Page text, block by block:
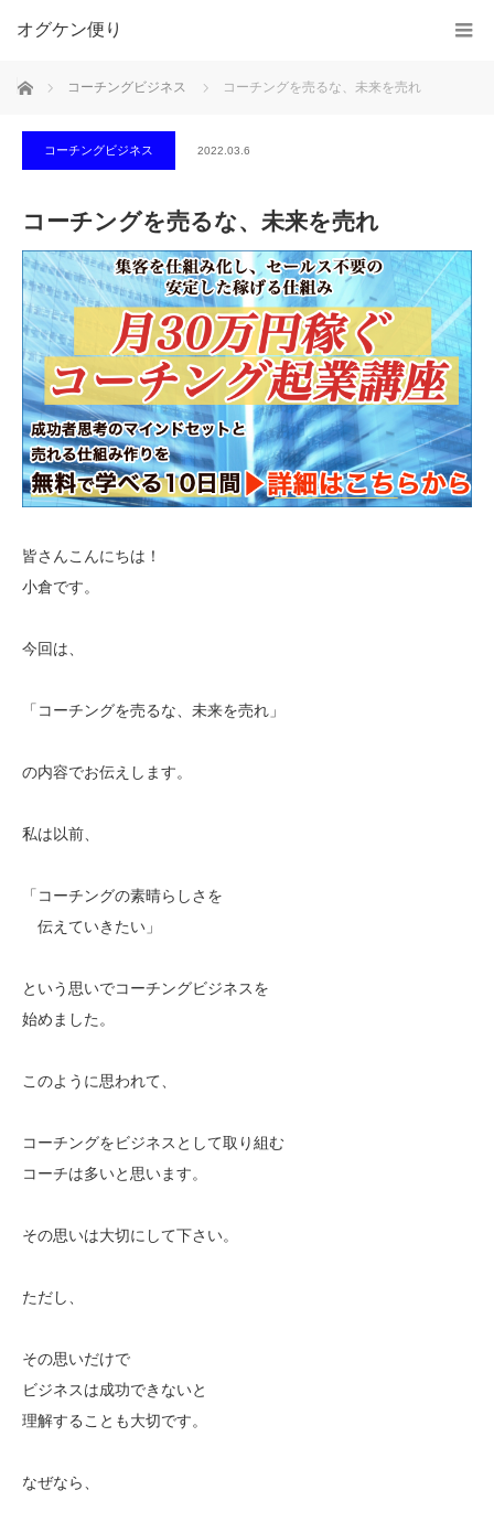
オグケン便り
ホーム コーチングビジネス コーチングを売るな、未来を売れ
コーチングビジネス 2022.03.6
コーチングを売るな、未来を売れ
皆さんこんにちは！
小倉です。
今回は、
「コーチングを売るな、未来を売れ」
の内容でお伝えします。
私は以前、
「コーチングの素晴らしさを
伝えていきたい」
という思いでコーチングビジネスを
始めました。
このように思われて、
コーチングをビジネスとして取り組む
コーチは多いと思います。
その思いは大切にして下さい。
ただし、
その思いだけで
ビジネスは成功できないと
理解することも大切です。
なぜなら、